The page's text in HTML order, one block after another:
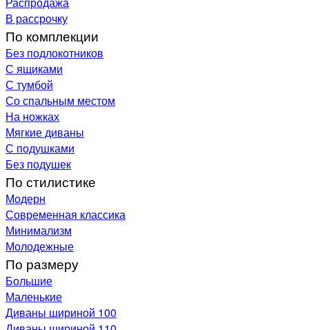
В рассрочку
По комплекции
Без подлокотников
С ящиками
С тумбой
Со спальным местом
На ножках
Мягкие диваны
С подушками
Без подушек
По стилистике
Модерн
Современная классика
Минимализм
Молодежные
По размеру
Большие
Маленькие
Диваны шириной 100